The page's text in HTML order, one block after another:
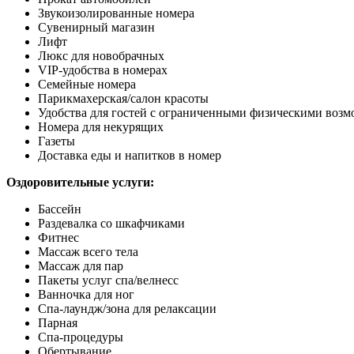
Звукоизолированные номера
Сувенирный магазин
Лифт
Люкс для новобрачных
VIP-удобства в номерах
Семейные номера
Парикмахерская/салон красоты
Удобства для гостей с ограниченными физическими
Номера для некурящих
Газеты
Доставка еды и напитков в номер
Оздоровительные услуги:
Бассейн
Раздевалка со шкафчиками
Фитнес
Массаж всего тела
Массаж для пар
Пакеты услуг спа/велнесс
Ванночка для ног
Спа-лаундж/зона для релаксации
Парная
Спа-процедуры